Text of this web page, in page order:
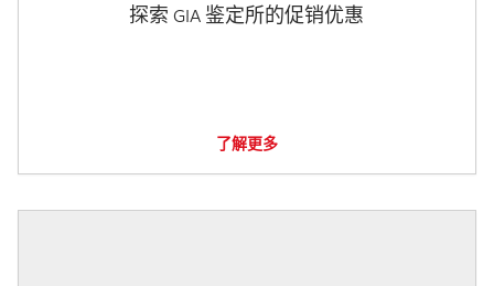
探索 GIA 鉴定所的促销优惠
了解更多